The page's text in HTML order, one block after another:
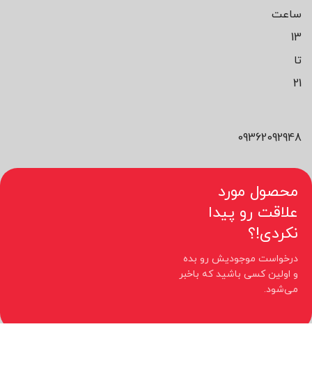
ساعت
13
تا
21
09362092948
محصول مورد
علاقت رو پیدا
نکردی!؟
درخواست موجودیش رو بده
و اولین کسی باشید که باخبر
می‌شود.